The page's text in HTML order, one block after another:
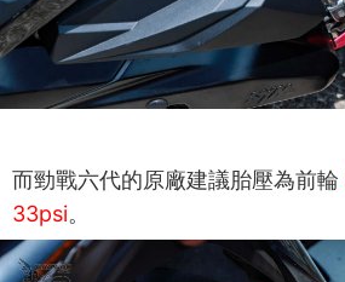
而勁戰六代的原廠建議胎壓為前輪
33psi。